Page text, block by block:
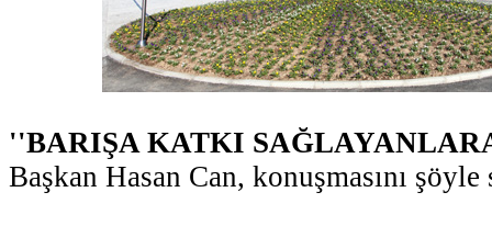
''BARIŞA KATKI
Başkan Hasan Can, konuşmasını